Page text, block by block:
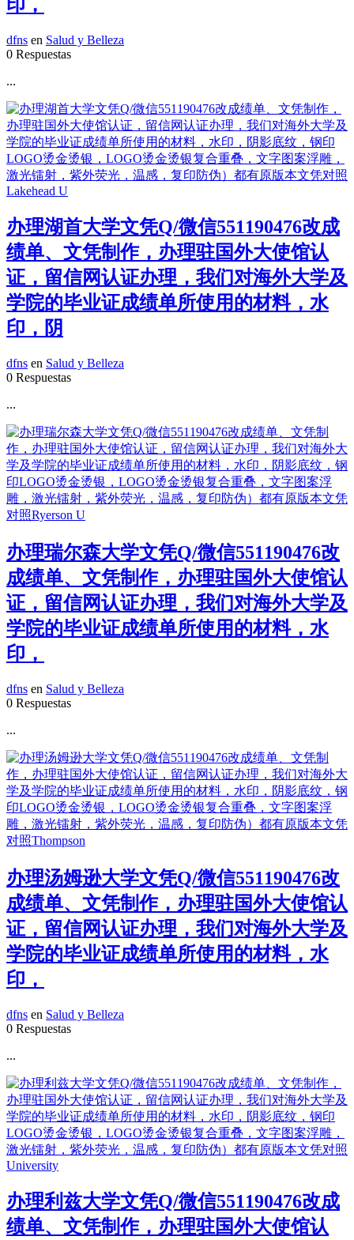
印，
dfns en Salud y Belleza
0 Respuestas
...
办理湖首大学文凭Q/微信551190476改成
绩单、文凭制作，办理驻国外大使馆认
证，留信网认证办理，我们对海外大学及
学院的毕业证成绩单所使用的材料，水
印，阴
dfns en Salud y Belleza
0 Respuestas
...
办理瑞尔森大学文凭Q/微信551190476改
成绩单、文凭制作，办理驻国外大使馆认
证，留信网认证办理，我们对海外大学及
学院的毕业证成绩单所使用的材料，水
印，
dfns en Salud y Belleza
0 Respuestas
...
办理汤姆逊大学文凭Q/微信551190476改
成绩单、文凭制作，办理驻国外大使馆认
证，留信网认证办理，我们对海外大学及
学院的毕业证成绩单所使用的材料，水
印，
dfns en Salud y Belleza
0 Respuestas
...
办理利兹大学文凭Q/微信551190476改成
绩单、文凭制作，办理驻国外大使馆认